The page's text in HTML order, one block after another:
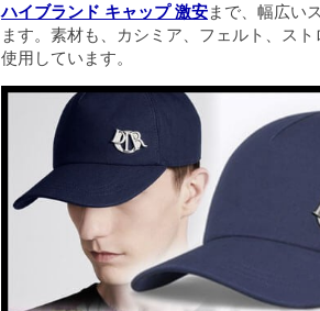
ハイブランド キャップ 激安まで、幅広い
ます。素材も、カシミア、フェルト、ス
使用しています。